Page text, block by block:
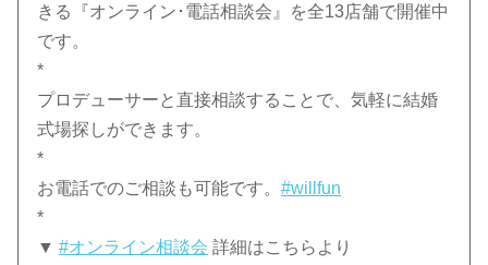
きる『オンライン･電話相談会』を全13店舗で開催中
です。
*
プロデューサーと直接相談することで、気軽に結婚
式場探しができます。
*
お電話でのご相談も可能です。#willfun
*
▼#オンライン相談会 詳細はこちらより